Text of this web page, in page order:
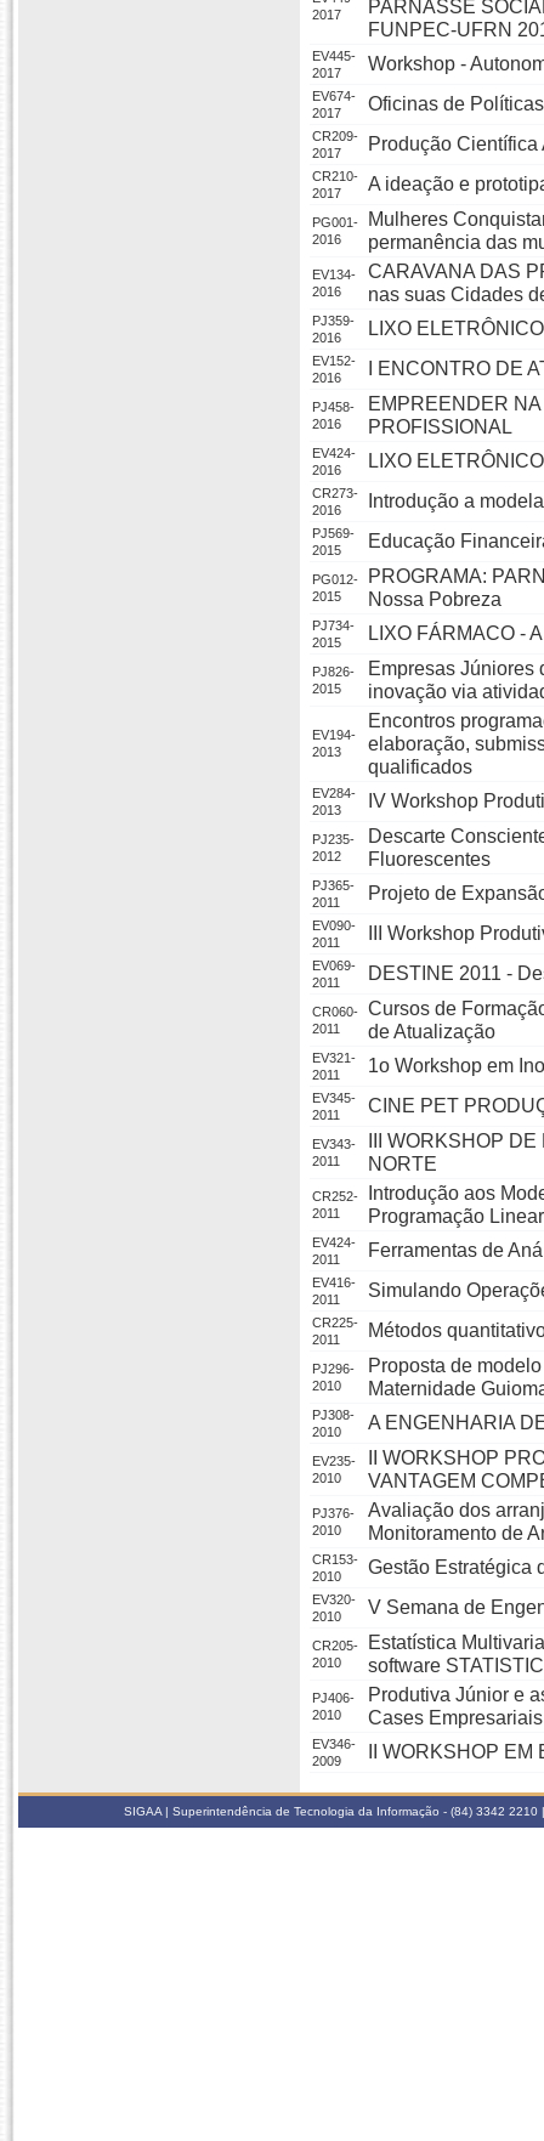
2017
PARNASSE
FUNPEC-UFRN
EV445-
2017
Workshop -
EV674-
2017
Oficinas de
CR209-
2017
Produção
CR210-
2017
A ideação e
PG001-
2016
Mulheres
permanência das
EV134-
2016
CARAVANA DAS
nas suas Cidades
PJ359-
2016
LIXO
EV152-
2016
I ENCONTRO DE
PJ458-
2016
EMPREENDER
PROFISSIONAL
EV424-
2016
LIXO
CR273-
2016
Introdução a
PJ569-
2015
Educação
PG012-
2015
PROGRAMA:
Nossa Pobreza
PJ734-
2015
LIXO FÁRMACO -
PJ826-
2015
Empresas Júniores
inovação via
EV194-
2013
Encontros
elaboração,
qualificados
EV284-
2013
IV Workshop
PJ235-
2012
Descarte
Fluorescentes
PJ365-
2011
Projeto de
EV090-
2011
III Workshop
EV069-
2011
DESTINE 2011 -
CR060-
2011
Cursos de
de Atualização
EV321-
2011
1o Workshop em
EV345-
2011
CINE PET
EV343-
2011
III WORKSHOP
NORTE
CR252-
2011
Introdução aos
Programação
EV424-
2011
Ferramentas de
EV416-
2011
Simulando
CR225-
2011
Métodos
PJ296-
2010
Proposta de
Maternidade
PJ308-
2010
A ENGENHARIA
EV235-
2010
II WORKSHOP
VANTAGEM
PJ376-
2010
Avaliação dos
Monitoramento de
CR153-
2010
Gestão Estratégica
EV320-
2010
V Semana de
CR205-
2010
Estatística
software
PJ406-
2010
Produtiva Júnior e
Cases Empresariais
EV346-
2009
II WORKSHOP
SIGAA | Superintendência de Tecnologia da Informação - (84) 3342